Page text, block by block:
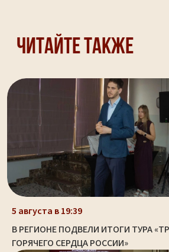
Читайте также
5 августа в 19:39
В РЕГИОНЕ ПОДВЕЛИ ИТОГИ ТУРА
ГОРЯЧЕГО СЕРДЦА РОССИИ»